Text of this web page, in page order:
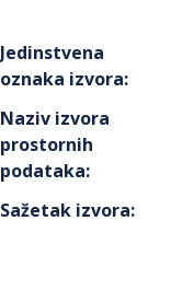
Jedinstvena
oznaka izvora:
Naziv izvora
prostornih
podataka:
Sažetak izvora: